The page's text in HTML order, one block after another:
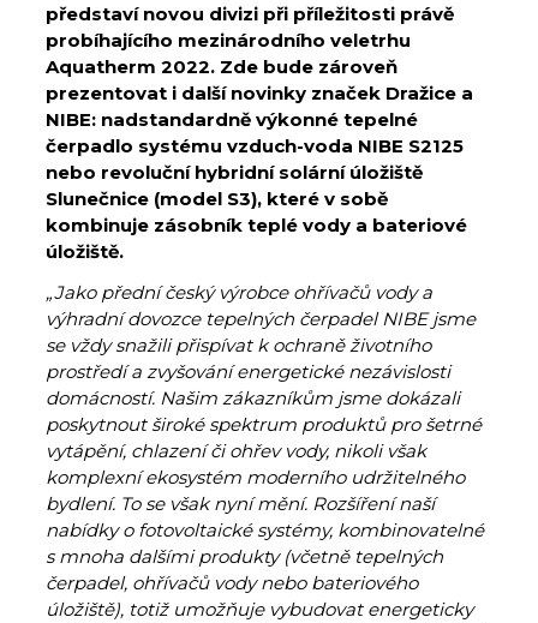
představí novou divizi při příležitosti právě
probíhajícího mezinárodního veletrhu
Aquatherm 2022. Zde bude zároveň
prezentovat i další novinky značek Dražice a
NIBE: nadstandardně výkonné tepelné
čerpadlo systému vzduch-voda NIBE S2125
nebo revoluční hybridní solární úložiště
Slunečnice (model S3), které v sobě
kombinuje zásobník teplé vody a bateriové
úložiště.
„Jako přední český výrobce ohřívačů vody a
výhradní dovozce tepelných čerpadel NIBE jsme
se vždy snažili přispívat k ochraně životního
prostředí a zvyšování energetické nezávislosti
domácností. Našim zákazníkům jsme dokázali
poskytnout široké spektrum produktů pro šetrné
vytápění, chlazení či ohřev vody, nikoli však
komplexní ekosystém moderního udržitelného
bydlení. To se však nyní mění. Rozšíření naší
nabídky o fotovoltaické systémy, kombinovatelné
s mnoha dalšími produkty (včetně tepelných
čerpadel, ohřívačů vody nebo bateriového
úložiště), totiž umožňuje vybudovat energeticky